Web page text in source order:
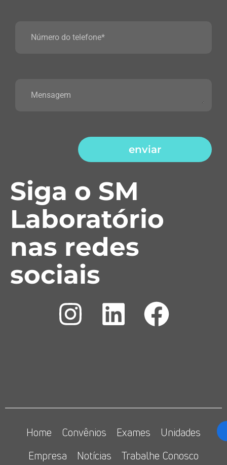
enviar
Siga o SM
Laboratório
nas redes
sociais
Home Convênios Exames
Unidades
Empresa
Notícias
Trabalhe Conosco